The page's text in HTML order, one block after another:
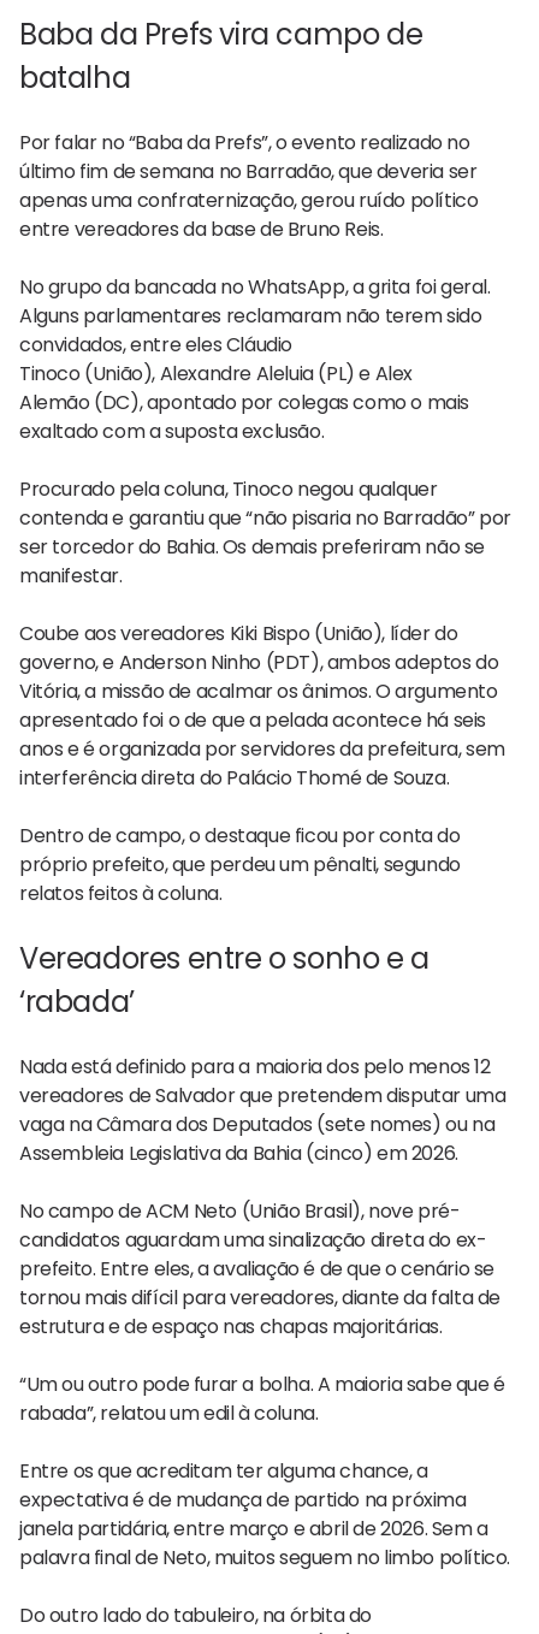
Baba da Prefs vira campo de
batalha
Por falar no “Baba da Prefs”, o evento realizado no
último fim de semana no Barradão, que deveria ser
apenas uma confraternização, gerou ruído político
entre vereadores da base de Bruno Reis.
No grupo da bancada no WhatsApp, a grita foi geral.
Alguns parlamentares reclamaram não terem sido
convidados, entre eles Cláudio
Tinoco (União), Alexandre Aleluia (PL) e Alex
Alemão (DC), apontado por colegas como o mais
exaltado com a suposta exclusão.
Procurado pela coluna, Tinoco negou qualquer
contenda e garantiu que “não pisaria no Barradão” por
ser torcedor do Bahia. Os demais preferiram não se
manifestar.
Coube aos vereadores Kiki Bispo (União), líder do
governo, e Anderson Ninho (PDT), ambos adeptos do
Vitória, a missão de acalmar os ânimos. O argumento
apresentado foi o de que a pelada acontece há seis
anos e é organizada por servidores da prefeitura, sem
interferência direta do Palácio Thomé de Souza.
Dentro de campo, o destaque ficou por conta do
próprio prefeito, que perdeu um pênalti, segundo
relatos feitos à coluna.
Vereadores entre o sonho e a
‘rabada’
Nada está definido para a maioria dos pelo menos 12
vereadores de Salvador que pretendem disputar uma
vaga na Câmara dos Deputados (sete nomes) ou na
Assembleia Legislativa da Bahia (cinco) em 2026.
No campo de ACM Neto (União Brasil), nove pré-
candidatos aguardam uma sinalização direta do ex-
prefeito. Entre eles, a avaliação é de que o cenário se
tornou mais difícil para vereadores, diante da falta de
estrutura e de espaço nas chapas majoritárias.
“Um ou outro pode furar a bolha. A maioria sabe que é
rabada”, relatou um edil à coluna.
Entre os que acreditam ter alguma chance, a
expectativa é de mudança de partido na próxima
janela partidária, entre março e abril de 2026. Sem a
palavra final de Neto, muitos seguem no limbo político.
Do outro lado do tabuleiro, na órbita do